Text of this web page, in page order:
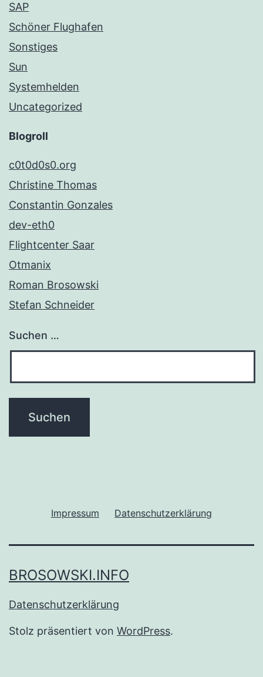
SAP
Schöner Flughafen
Sonstiges
Sun
Systemhelden
Uncategorized
Blogroll
c0t0d0s0.org
Christine Thomas
Constantin Gonzales
dev-eth0
Flightcenter Saar
Otmanix
Roman Brosowski
Stefan Schneider
Suchen …
Impressum Datenschutzerklärung
BROSOWSKI.INFO
Datenschutzerklärung
Stolz präsentiert von WordPress.